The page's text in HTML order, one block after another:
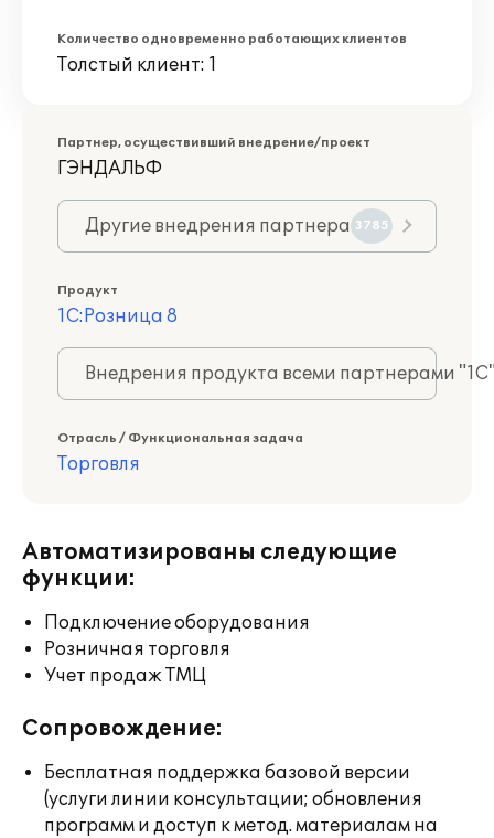
Количество одновременно работающих клиентов
Толстый клиент: 1
Партнер, осуществивший внедрение/проект
ГЭНДАЛЬФ
Другие внедрения партнера 3785
Продукт
1С:Розница 8
Внедрения продукта всеми партнерами
Отрасль / Функциональная задача
Торговля
Автоматизированы следующие
функции:
Подключение оборудования
Розничная торговля
Учет продаж ТМЦ
Сопровождение:
Бесплатная поддержка базовой версии
(услуги линии консультации; обновления
программ и доступ к метод. материалам на